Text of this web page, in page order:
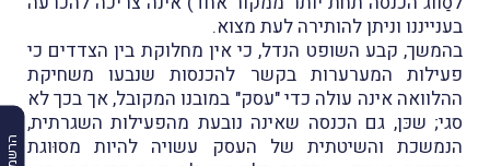
בענייננו וניתן להותירה לעת מצוא.
בהמשך, קבע השופט הנדל, כי אין מחלוקת בין הצדדים כי
פעילות המערערות בקשר להכנסות שנבעו משחיקת
ההלוואה אינה עולה כדי "עסק" במובנו המקובל, אך בכך לא
סגי; שכּן, גם הכנסה שאינה נובעת מהפעילות השגרתית,
הנמשכת והשיטתית של העסק עשויה להיות מסוּוגת